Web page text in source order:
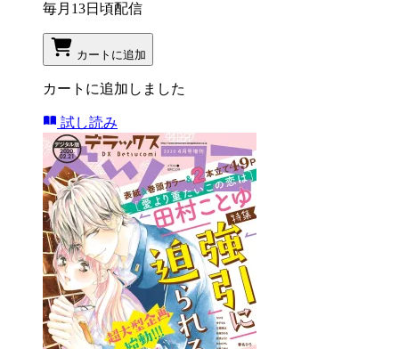
毎月13日頃配信
カートに追加
カートに追加しました
試し読み